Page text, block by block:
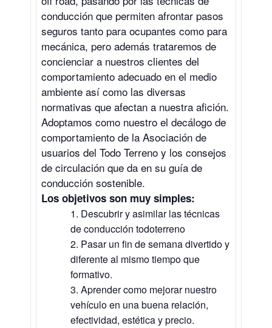
conducción que permiten afrontar pasos
seguros tanto para ocupantes como para
mecánica, pero además trataremos de
concienciar a nuestros clientes del
comportamiento adecuado en el medio
ambiente así como las diversas
normativas que afectan a nuestra afición.
Adoptamos como nuestro el decálogo de
comportamiento de la Asociación de
usuarios del Todo Terreno y los consejos
de circulación que da en su guía de
conducción sostenible.
Los objetivos son muy simples:
Descubrir y asimilar las técnicas
de conducción todoterreno
Pasar un fin de semana divertido y
diferente al mismo tiempo que
formativo.
Aprender como mejorar nuestro
vehículo en una buena relación,
efectividad, estética y precio.